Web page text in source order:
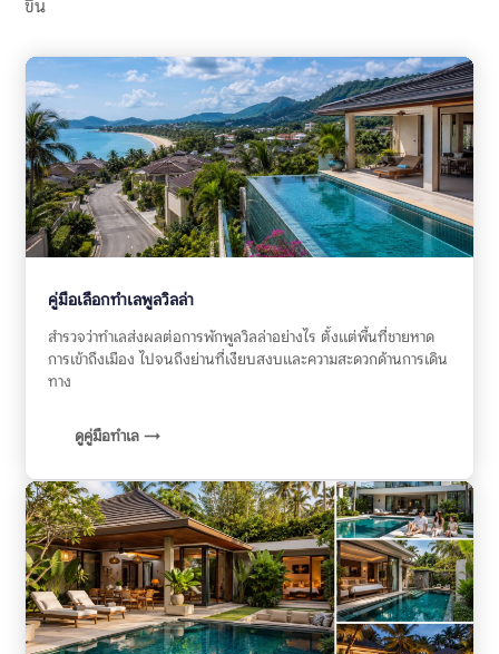
ขึ้น
คู่มือเลือกทำเลพูลวิลล่า
สำรวจว่าทำเลส่งผลต่อการพักพูลวิลล่าอย่างไร ตั้งแต่พื้นที่ชายหาด
การเข้าถึงเมือง ไปจนถึงย่านที่เงียบสงบและความสะดวกด้านการเดิน
ทาง
ดูคู่มือทำเล →